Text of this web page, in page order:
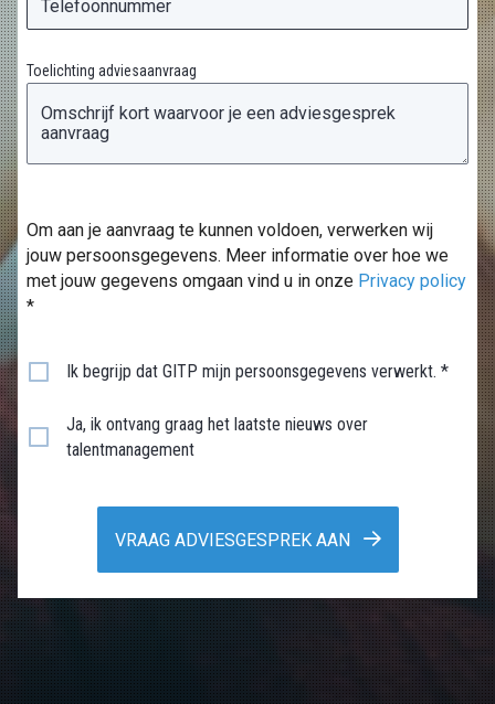
Toelichting adviesaanvraag
Om aan je aanvraag te kunnen voldoen, verwerken wij
jouw persoonsgegevens. Meer informatie over hoe we
met jouw gegevens omgaan vind u in onze Privacy policy
*
Ik begrijp dat GITP mijn persoonsgegevens verwerkt. *
Ja, ik ontvang graag het laatste nieuws over
talentmanagement
VRAAG ADVIESGESPREK AAN